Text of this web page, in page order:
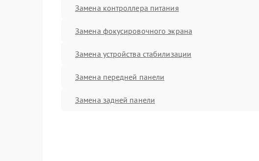
Замена контроллера питания
Замена фокусировочного экрана
Замена устройства стабилизации
Замена передней панели
Замена задней панели